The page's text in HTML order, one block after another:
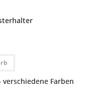
Optionen
können